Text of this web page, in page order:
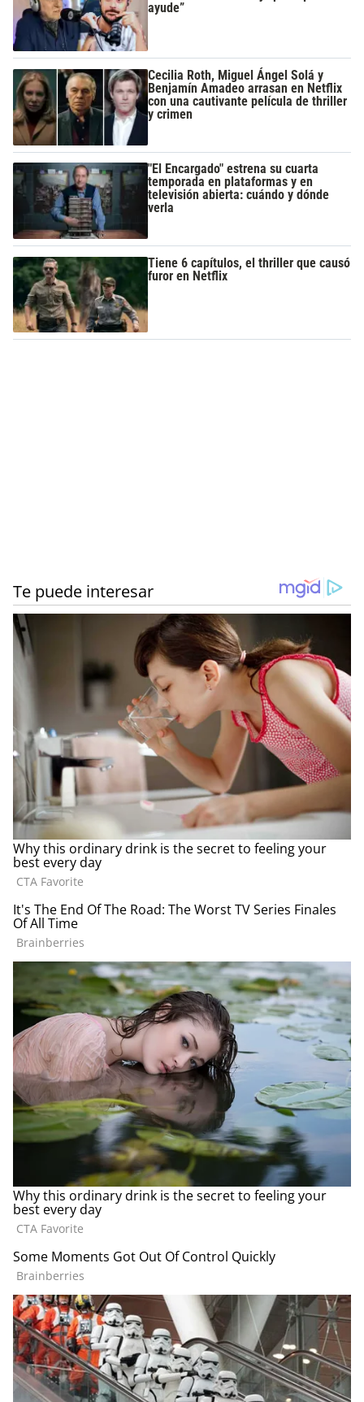
ayude”
Cecilia Roth, Miguel Ángel Solá y
Benjamín Amadeo arrasan en Netflix
con una cautivante película de thriller
y crimen
"El Encargado" estrena su cuarta
temporada en plataformas y en
televisión abierta: cuándo y dónde
verla
Tiene 6 capítulos, el thriller que causó
furor en Netflix